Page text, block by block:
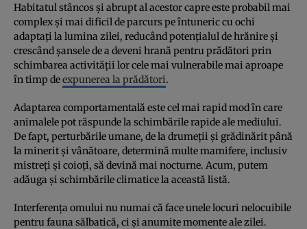
Habitatul stâncos și abrupt al acestor capre este probabil mai
complex și mai dificil de parcurs pe întuneric cu ochi
adaptați la lumina zilei, reducând potențialul de hrănire și
crescând șansele de a deveni hrană pentru prădători prin
schimbarea activității lor cele mai vulnerabile mai aproape
în timp deexpunerea la prădători.
Adaptarea comportamentală este cel mai rapid mod în care
animalele pot răspunde la schimbările rapide ale mediului.
De fapt, perturbările umane, de la drumeții și grădinărit până
la minerit și vânătoare, determină multe mamifere, inclusiv
mistreți și coioți, să devină mai nocturne. Acum, putem
adăuga și schimbările climatice la această listă.
Interferența omului nu numai că face unele locuri nelocuibile
pentru fauna sălbatică, ci și anumite momente ale zilei.